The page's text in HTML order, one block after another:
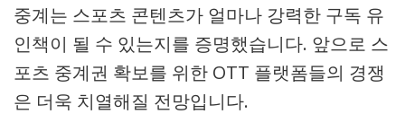
중계는 스포츠 콘텐츠가 얼마나 강력한 구독 유
인책이 될 수 있는지를 증명했습니다. 앞으로 스
포츠 중계권 확보를 위한 OTT 플랫폼들의 경쟁
은 더욱 치열해질 전망입니다.